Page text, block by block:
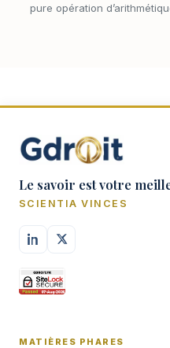
pure opération
Le savoir est votre
SCIENTIA VINCES
MATIÈRES PHARES